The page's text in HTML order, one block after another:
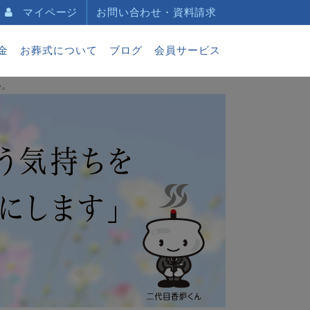
マイページ お問い合わせ・資料請求
お葬式について ブログ 会員サービス